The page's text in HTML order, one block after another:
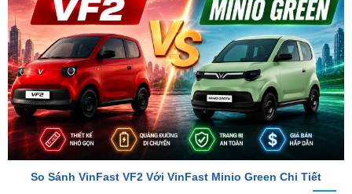
So Sánh VinFast VF2 Với VinFast Minio Green Chi Tiết